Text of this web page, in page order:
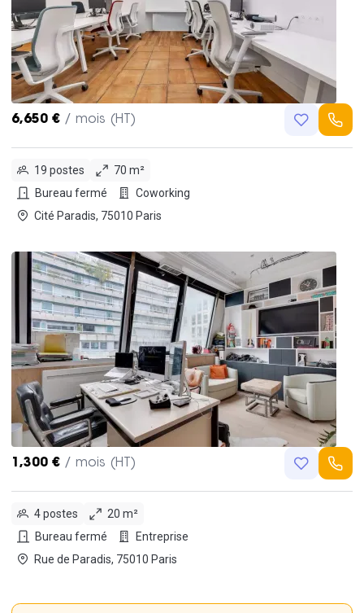
6,650 € / mois (HT)
19 postes
70 m²
Bureau fermé
Coworking
Cité Paradis, 75010 Paris
1,300 € / mois (HT)
4 postes
20 m²
Bureau fermé
Entreprise
Rue de Paradis, 75010 Paris